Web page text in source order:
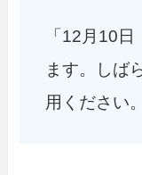
「12月10
ます。しば
用ください。